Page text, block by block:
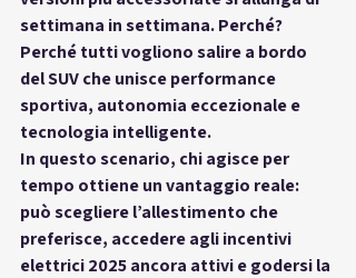
settimana in settimana. Perché?
Perché tutti vogliono salire a bordo
del SUV che unisce performance
sportiva, autonomia eccezionale e
tecnologia intelligente.
In questo scenario, chi agisce per
tempo ottiene un vantaggio reale:
può scegliere l’allestimento che
preferisce, accedere agli incentivi
elettrici 2025 ancora attivi e godersi la